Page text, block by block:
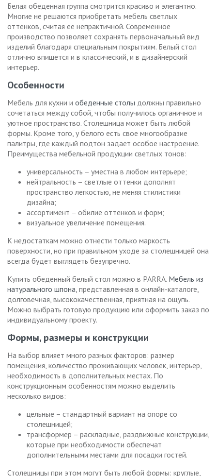
Белая обеденная группа смотрится красиво и элегантно.
Многие не решаются приобретать мебель светлых
оттенков, считая ее непрактичной. Современное
производство позволяет сохранять первоначальный вид
изделий благодаря специальным покрытиям. Белый стол
отлично впишется и в классический, и в дизайнерский
интерьер.
Особенности
Мебель для кухни и обеденные столы должны правильно
сочетаться между собой, чтобы получилось органичное и
уютное пространство. Столешница может быть любой
формы. Кроме того, у белого есть свое многообразие
палитры, где каждый подтон задает особое настроение.
Преимущества мебельной продукции светлых тонов:
универсальность – уместна в любом интерьере;
нейтральность – светлые оттенки дополнят
пространство легкостью, не меняя стилистики
дизайна;
ассортимент – обилие оттенков и форм;
визуальное увеличение помещения.
К недостаткам можно отнести только маркость
поверхности, но при правильном уходе за столешницей она
всегда будет выглядеть безупречно.
Купить обеденный белый стол можно в PARRA. Мебель из
натурального шпона , представленная в онлайн-каталоге,
долговечная, высококачественная, приятная на ощупь.
Можно выбрать готовую продукцию или оформить заказ по
индивидуальному проекту.
Формы, размеры и конструкции
На выбор влияет много разных факторов: размер
помещения, количество проживающих человек, интерьер,
необходимость в дополнительных местах. По
конструкционным особенностям можно выделить
несколько видов:
цельные – стандартный вариант на опоре со
столешницей;
трансформер – раскладные, раздвижные конструкции,
которые при необходимости обеспечат
дополнительными местами для посадки гостей.
Столешницы при этом могут быть любой формы: круглые,